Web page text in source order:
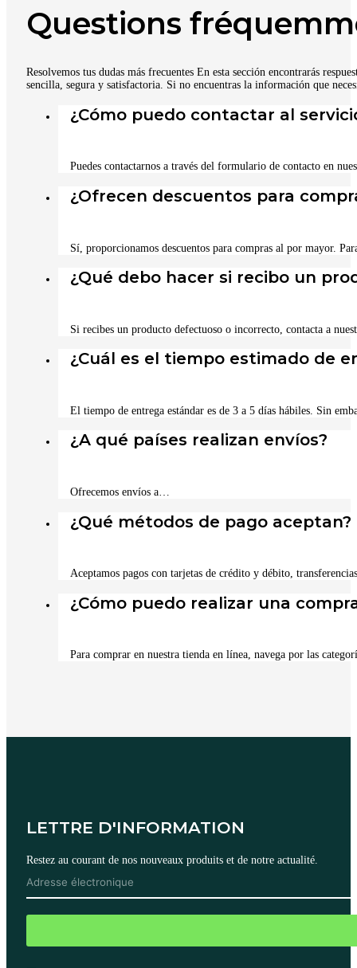
Questions
Resolvemos tus dudas más frecuentes En esta sección encontrarás
sencilla, segura y satisfactoria. Si no encuentras la información que
¿Cómo puedo contactar al
Puedes contactarnos a través del formulario de contacto en
¿Ofrecen descuentos para
Sí, proporcionamos descuentos para compras al por mayor.
¿Qué debo hacer si recibo un
Si recibes un producto defectuoso o incorrecto, contacta a
¿Cuál es el tiempo estimado de
El tiempo de entrega estándar es de 3 a 5 días hábiles. Sin
¿A qué países realizan envíos?
Ofrecemos envíos a…
¿Qué métodos de pago aceptan?
Aceptamos pagos con tarjetas de crédito y débito,
¿Cómo puedo realizar una
Para comprar en nuestra tienda en línea, navega por las
LETTRE D'INFORMATION
Restez au courant de nos nouveaux produits et de notre actualité.